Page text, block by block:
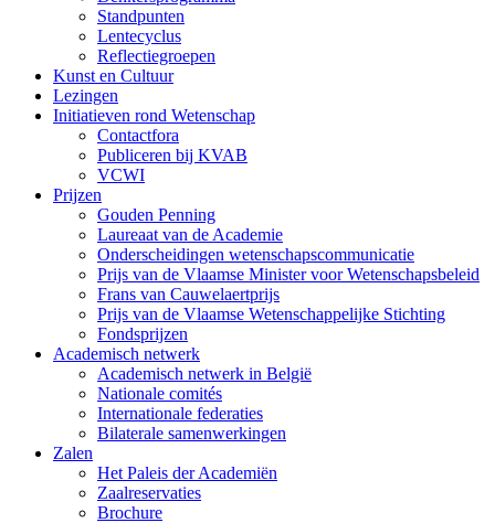
Standpunten
Lentecyclus
Reflectiegroepen
Kunst en Cultuur
Lezingen
Initiatieven rond Wetenschap
Contactfora
Publiceren bij KVAB
VCWI
Prijzen
Gouden Penning
Laureaat van de Academie
Onderscheidingen wetenschapscommunicatie
Prijs van de Vlaamse Minister voor Wetenschapsbeleid
Frans van Cauwelaertprijs
Prijs van de Vlaamse Wetenschappelijke Stichting
Fondsprijzen
Academisch netwerk
Academisch netwerk in België
Nationale comités
Internationale federaties
Bilaterale samenwerkingen
Zalen
Het Paleis der Academiën
Zaalreservaties
Brochure